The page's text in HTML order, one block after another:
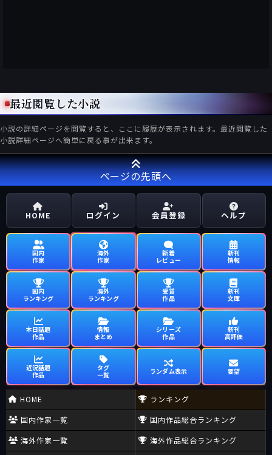
最近閲覧した小説
小説の詳細ページを閲覧すると、ここに履歴が表示されます。最近閲覧した
小説詳細ページへ簡単に戻る事が出来ます。
ページの先頭へ
HOME ログイン 会員登録 ヘルプ
国内
作家
海外
作家
新着
レビュー
新刊
情報
国内
ランキング
海外
ランキング
受賞
作品
新刊
文庫
本日話題
作品
情報
まとめ
シリーズ
作品
新刊
高評価
近況話題
作品
タグ
一覧
ランダム表示 要望
HOME
国内作家一覧
海外作家一覧
ランキング
国内作品総合ランキング
海外作品総合ランキング